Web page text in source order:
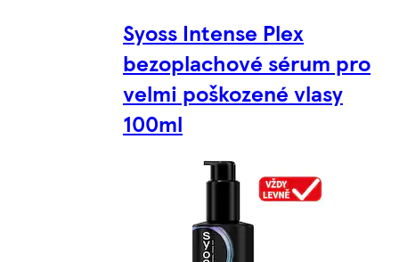
Syoss Intense Plex
bezoplachové sérum pro
velmi poškozené vlasy
100ml